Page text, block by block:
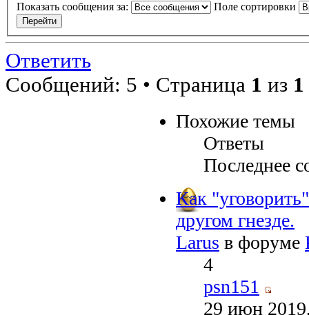
Показать сообщения за: Поле сортировки
Ответить
Сообщений: 5 • Страница 1 из 1
Похожие темы
Ответы
Последнее
Как
другом гнезде.
Larus в форуме
4
psn151
29 июн